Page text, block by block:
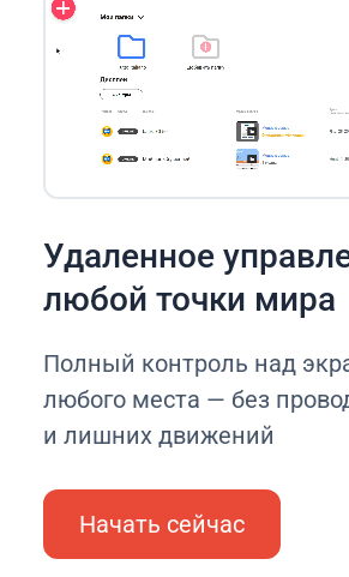
Удаленное
любой точки мира
Полный контроль над
любого места — без
и лишних движений
Начать сейчас